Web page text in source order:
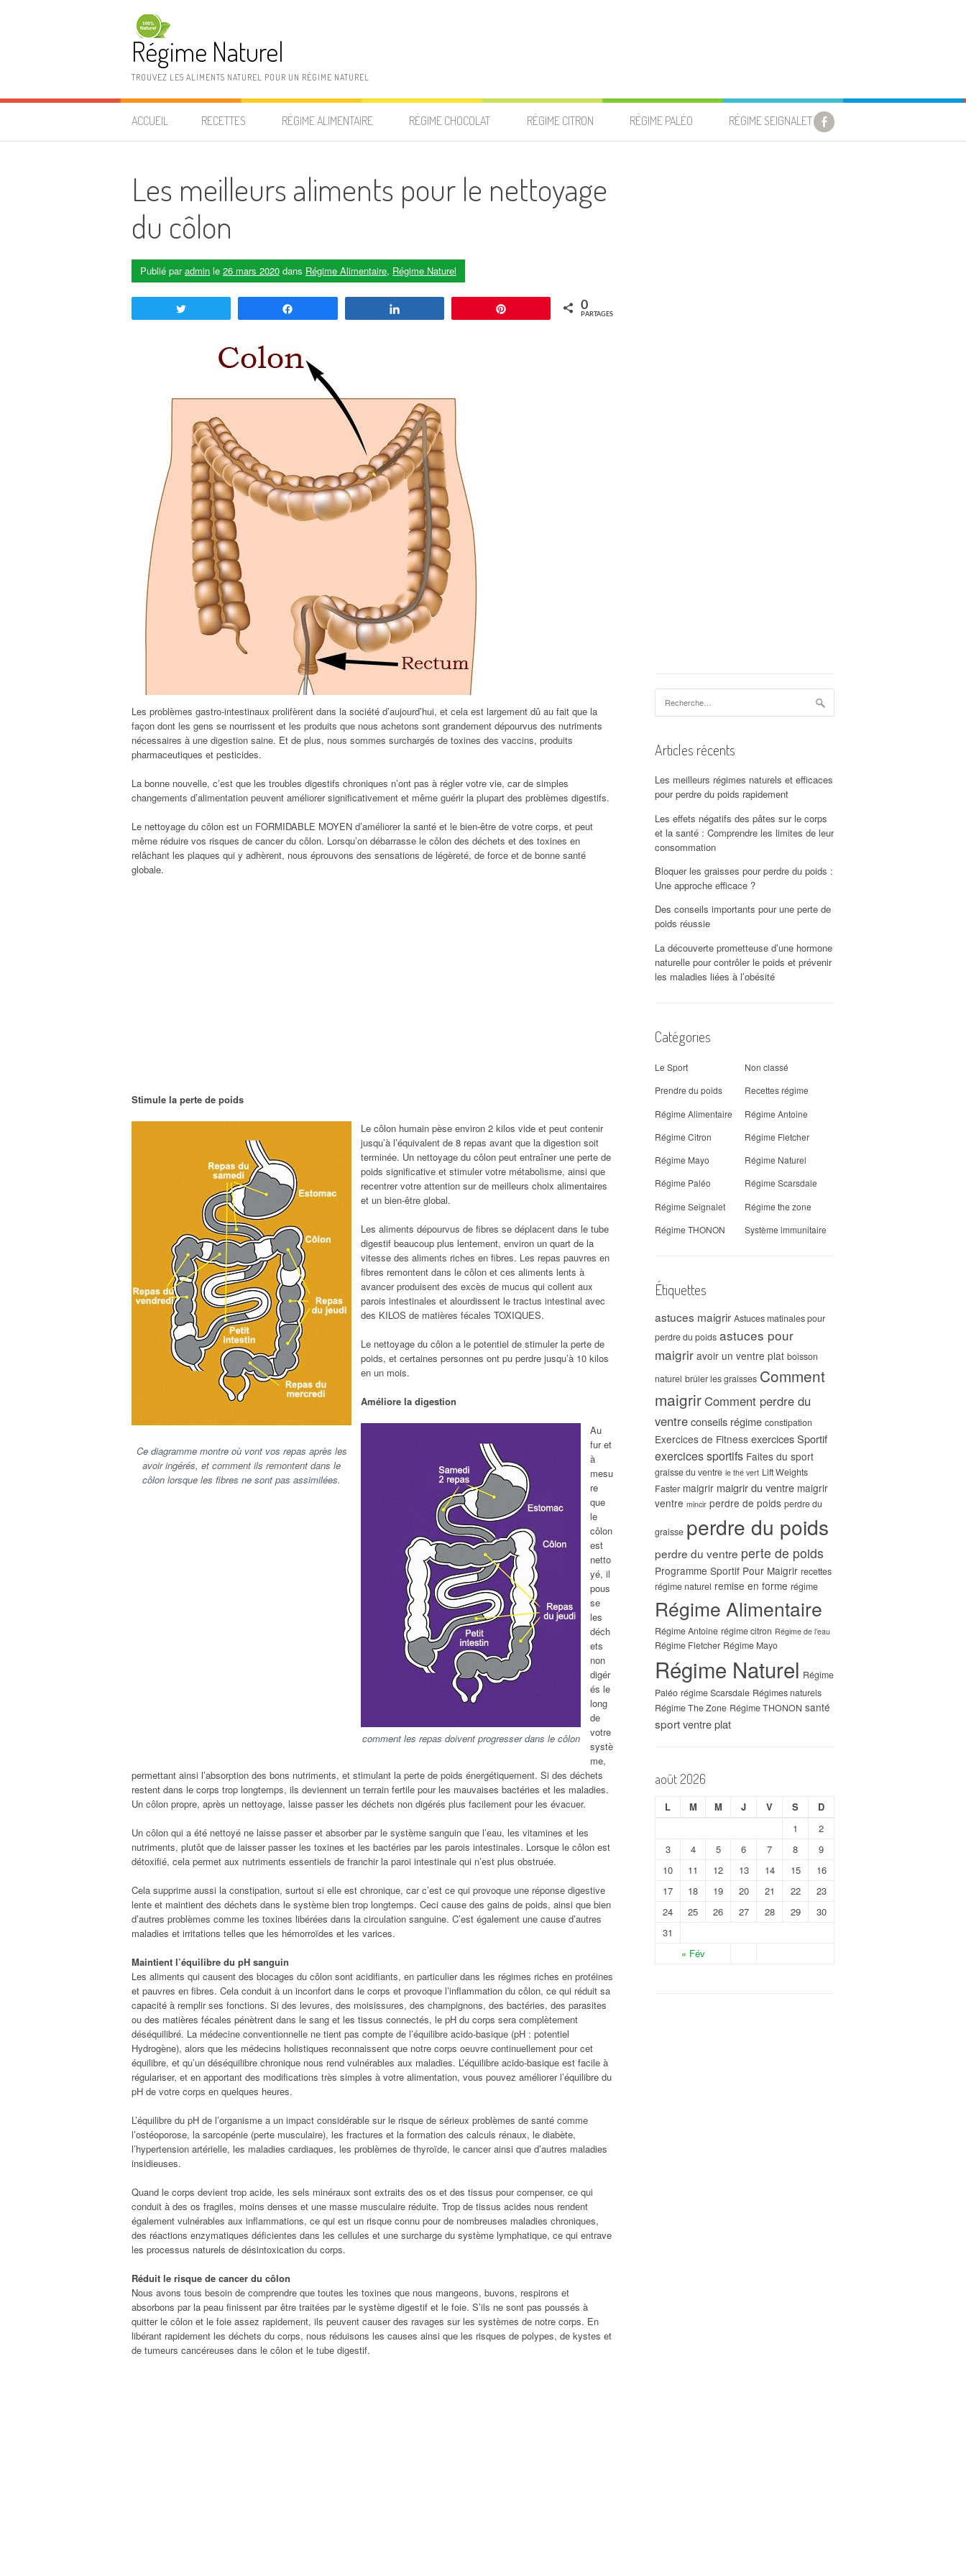
Régime Naturel
TROUVEZ LES ALIMENTS NATUREL POUR UN RÉGIME NATUREL
ACCUEIL RECETTES RÉGIME ALIMENTAIRE RÉGIME CHOCOLAT RÉGIME CITRON RÉGIME PALÉO RÉGIME SEIGNALET
Les meilleurs aliments pour le nettoyage
du côlon
Publié paradmin le 26 mars 2020 dans Régime Alimentaire, Régime Naturel
0
PARTAGES
Les problèmes gastro-intestinaux prolifèrent dans la société d’aujourd’hui, et cela est largement dû au fait que la
façon dont les gens se nourrissent et les produits que nous achetons sont grandement dépourvus des nutriments
nécessaires à une digestion saine. Et de plus, nous sommes surchargés de toxines des vaccins, produits
pharmaceutiques et pesticides.
La bonne nouvelle, c’est que les troubles digestifs chroniques n’ont pas à régler votre vie, car de simples
changements d’alimentation peuvent améliorer significativement et même guérir la plupart des problèmes digestifs.
Le nettoyage du côlon est un FORMIDABLE MOYEN d’améliorer la santé et le bien-être de votre corps, et peut
même réduire vos risques de cancer du côlon. Lorsqu’on débarrasse le côlon des déchets et des toxines en
relâchant les plaques qui y adhèrent, nous éprouvons des sensations de légèreté, de force et de bonne santé
globale.
Stimule la perte de poids
Ce diagramme montre où vont vos repas après les
avoir ingérés, et comment ils remontent dans le
côlon lorsque les fibres ne sont pas assimilées.
Le côlon humain pèse environ 2 kilos vide et peut contenir
jusqu’à l’équivalent de 8 repas avant que la digestion soit
terminée. Un nettoyage du côlon peut entraîner une perte de
poids significative et stimuler votre métabolisme, ainsi que
recentrer votre attention sur de meilleurs choix alimentaires
et un bien-être global.
Les aliments dépourvus de fibres se déplacent dans le tube
digestif beaucoup plus lentement, environ un quart de la
vitesse des aliments riches en fibres. Les repas pauvres en
fibres remontent dans le côlon et ces aliments lents à
avancer produisent des excès de mucus qui collent aux
parois intestinales et alourdissent le tractus intestinal avec
des KILOS de matières fécales TOXIQUES.
Le nettoyage du côlon a le potentiel de stimuler la perte de
poids, et certaines personnes ont pu perdre jusqu’à 10 kilos
en un mois.
Améliore la digestion
comment les repas doivent progresser dans le côlon
Au
fur et
à
mesu
re
que
le
côlon
est
netto
yé, il
pous
se
les
déch
ets
non
digér
és le
long
de
votre
systè
me,
permettant ainsi l’absorption des bons nutriments, et stimulant la perte de poids énergétiquement. Si des déchets
restent dans le corps trop longtemps, ils deviennent un terrain fertile pour les mauvaises bactéries et les maladies.
Un côlon propre, après un nettoyage, laisse passer les déchets non digérés plus facilement pour les évacuer.
Un côlon qui a été nettoyé ne laisse passer et absorber par le système sanguin que l’eau, les vitamines et les
nutriments, plutôt que de laisser passer les toxines et les bactéries par les parois intestinales. Lorsque le côlon est
détoxifié, cela permet aux nutriments essentiels de franchir la paroi intestinale qui n’est plus obstruée.
Cela supprime aussi la constipation, surtout si elle est chronique, car c’est ce qui provoque une réponse digestive
lente et maintient des déchets dans le système bien trop longtemps. Ceci cause des gains de poids, ainsi que bien
d’autres problèmes comme les toxines libérées dans la circulation sanguine. C’est également une cause d’autres
maladies et irritations telles que les hémorroïdes et les varices.
Maintient l’équilibre du pH sanguin
Les aliments qui causent des blocages du côlon sont acidifiants, en particulier dans les régimes riches en protéines
et pauvres en fibres. Cela conduit à un inconfort dans le corps et provoque l’inflammation du côlon, ce qui réduit sa
capacité à remplir ses fonctions. Si des levures, des moisissures, des champignons, des bactéries, des parasites
ou des matières fécales pénètrent dans le sang et les tissus connectés, le pH du corps sera complètement
déséquilibré. La médecine conventionnelle ne tient pas compte de l’équilibre acido-basique (pH : potentiel
Hydrogène), alors que les médecins holistiques reconnaissent que notre corps oeuvre continuellement pour cet
équilibre, et qu’un déséquilibre chronique nous rend vulnérables aux maladies. L’équilibre acido-basique est facile à
régulariser, et en apportant des modifications très simples à votre alimentation, vous pouvez améliorer l’équilibre du
pH de votre corps en quelques heures.
L’équilibre du pH de l’organisme a un impact considérable sur le risque de sérieux problèmes de santé comme
l’ostéoporose, la sarcopénie (perte musculaire), les fractures et la formation des calculs rénaux, le diabète,
l’hypertension artérielle, les maladies cardiaques, les problèmes de thyroïde, le cancer ainsi que d’autres maladies
insidieuses.
Quand le corps devient trop acide, les sels minéraux sont extraits des os et des tissus pour compenser, ce qui
conduit à des os fragiles, moins denses et une masse musculaire réduite. Trop de tissus acides nous rendent
également vulnérables aux inflammations, ce qui est un risque connu pour de nombreuses maladies chroniques,
des réactions enzymatiques déficientes dans les cellules et une surcharge du système lymphatique, ce qui entrave
les processus naturels de désintoxication du corps.
Réduit le risque de cancer du côlon
Nous avons tous besoin de comprendre que toutes les toxines que nous mangeons, buvons, respirons et
absorbons par la peau finissent par être traitées par le système digestif et le foie. S’ils ne sont pas poussés à
quitter le côlon et le foie assez rapidement, ils peuvent causer des ravages sur les systèmes de notre corps. En
libérant rapidement les déchets du corps, nous réduisons les causes ainsi que les risques de polypes, de kystes et
de tumeurs cancéreuses dans le côlon et le tube digestif.
Articles récents
Les meilleurs régimes naturels et efficaces
pour perdre du poids rapidement
Les effets négatifs des pâtes sur le corps
et la santé : Comprendre les limites de leur
consommation
Bloquer les graisses pour perdre du poids :
Une approche efficace ?
Des conseils importants pour une perte de
poids réussie
La découverte prometteuse d’une hormone
naturelle pour contrôler le poids et prévenir
les maladies liées à l’obésité
Catégories
Le Sport
Non classé
Prendre du poids
Recettes régime
Régime Alimentaire
Régime Antoine
Régime Citron
Régime Fletcher
Régime Mayo
Régime Naturel
Régime Paléo
Régime Scarsdale
Régime Seignalet
Régime the zone
Régime THONON
Système immunitaire
Étiquettes
astuces maigrir Astuces matinales pour
perdre du poids astuces pour
maigrir avoir un ventre plat boisson
naturel brûler les graisses Comment
maigrirComment perdre du
ventreconseils régime constipation
Exercices de Fitness exercices Sportif
exercices sportifs Faites du sport
graisse du ventre le thé vert Lift Weights
Faster maigrir maigrir du ventre maigrir
ventre mincir perdre de poids perdre du
graisse perdre du poids
perdre du ventre perte de poids
Programme Sportif Pour Maigrir recettes
régime naturel remise en forme régime
Régime Alimentaire
Régime Antoine régime citron Régime de l’eau
Régime Fletcher Régime Mayo
Régime Naturel Régime
Paléo régime Scarsdale Régimes naturels
Régime The Zone Régime THONON santé
sportventre plat
août 2026
L M M J V S D
« Fév
1
2
3
4 5 6 7 8
9
10
11 12 13 14 15
16
17
18 19 20 21 22
23
24
25 26 27 28 29
30
31